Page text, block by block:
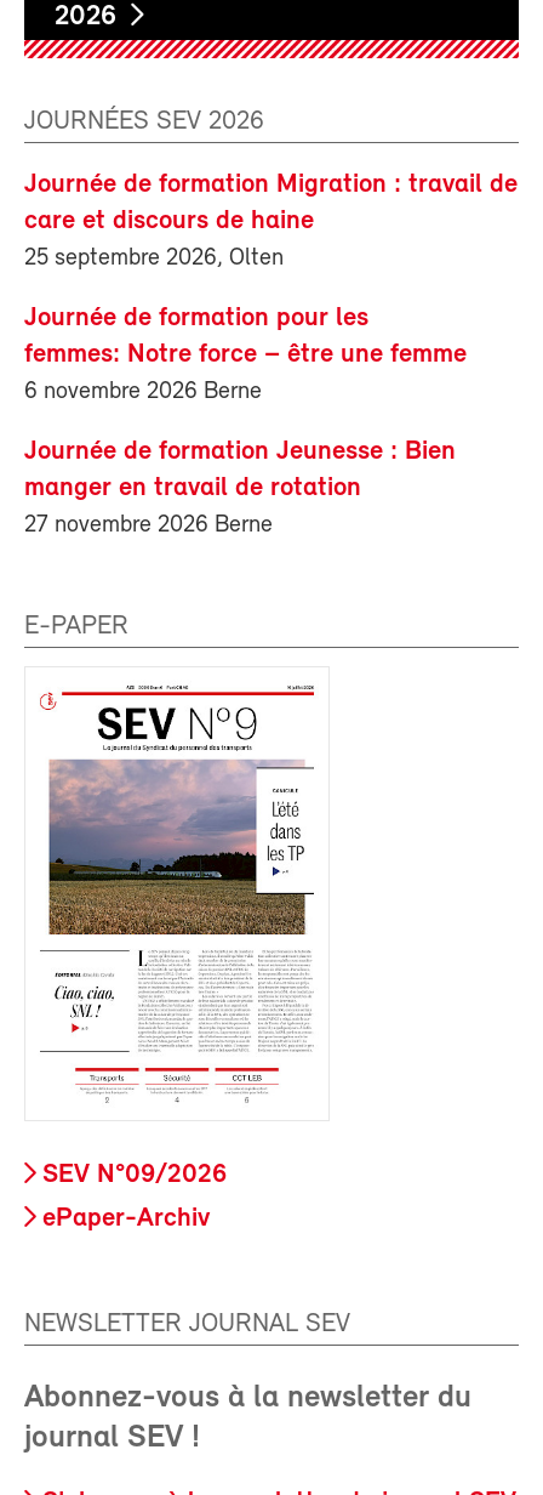
2026
JOURNÉES SEV 2026
Journée de formation Migration : travail de
care et discours de haine
25 septembre 2026, Olten
Journée de formation pour les
femmes: Notre force – être une femme
6 novembre 2026 Berne
Journée de formation Jeunesse : Bien
manger en travail de rotation
27 novembre 2026 Berne
E-PAPER
SEV N°09/2026
ePaper-Archiv
NEWSLETTER JOURNAL SEV
Abonnez-vous à la newsletter du
journal SEV !